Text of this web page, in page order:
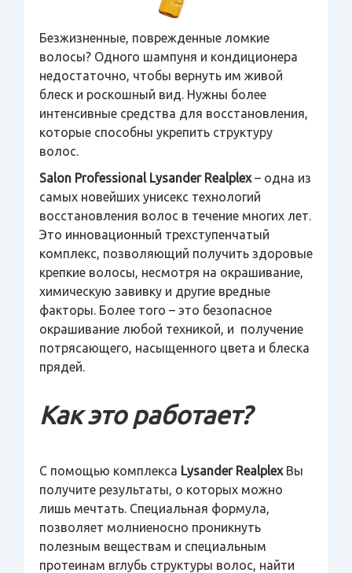
Безжизненные, поврежденные ломкие
волосы? Одного шампуня и кондиционера
недостаточно, чтобы вернуть им живой
блеск и роскошный вид. Нужны более
интенсивные средства для восстановления,
которые способны укрепить структуру
волос.
Salon Professional Lysander Realplex– одна из
самых новейших унисекс технологий
восстановления волос в течение многих лет.
Это инновационный трехступенчатый
комплекс, позволяющий получить здоровые
крепкие волосы, несмотря на окрашивание,
химическую завивку и другие вредные
факторы. Более того – это безопасное
окрашивание любой техникой, и получение
потрясающего, насыщенного цвета и блеска
прядей.
Как это работает?
С помощью комплекса Lysander RealplexВы
получите результаты, о которых можно
лишь мечтать. Специальная формула,
позволяет молниеносно проникнуть
полезным веществам и специальным
протеинам вглубь структуры волос, найти